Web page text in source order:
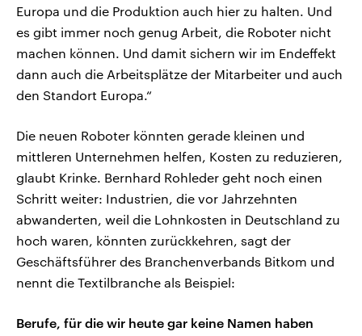
Europa und die Produktion auch hier zu halten. Und
es gibt immer noch genug Arbeit, die Roboter nicht
machen können. Und damit sichern wir im Endeffekt
dann auch die Arbeitsplätze der Mitarbeiter und auch
den Standort Europa.“
Die neuen Roboter könnten gerade kleinen und
mittleren Unternehmen helfen, Kosten zu reduzieren,
glaubt Krinke. Bernhard Rohleder geht noch einen
Schritt weiter: Industrien, die vor Jahrzehnten
abwanderten, weil die Lohnkosten in Deutschland zu
hoch waren, könnten zurückkehren, sagt der
Geschäftsführer des Branchenverbands Bitkom und
nennt die Textilbranche als Beispiel:
Berufe, für die wir heute gar keine Namen haben